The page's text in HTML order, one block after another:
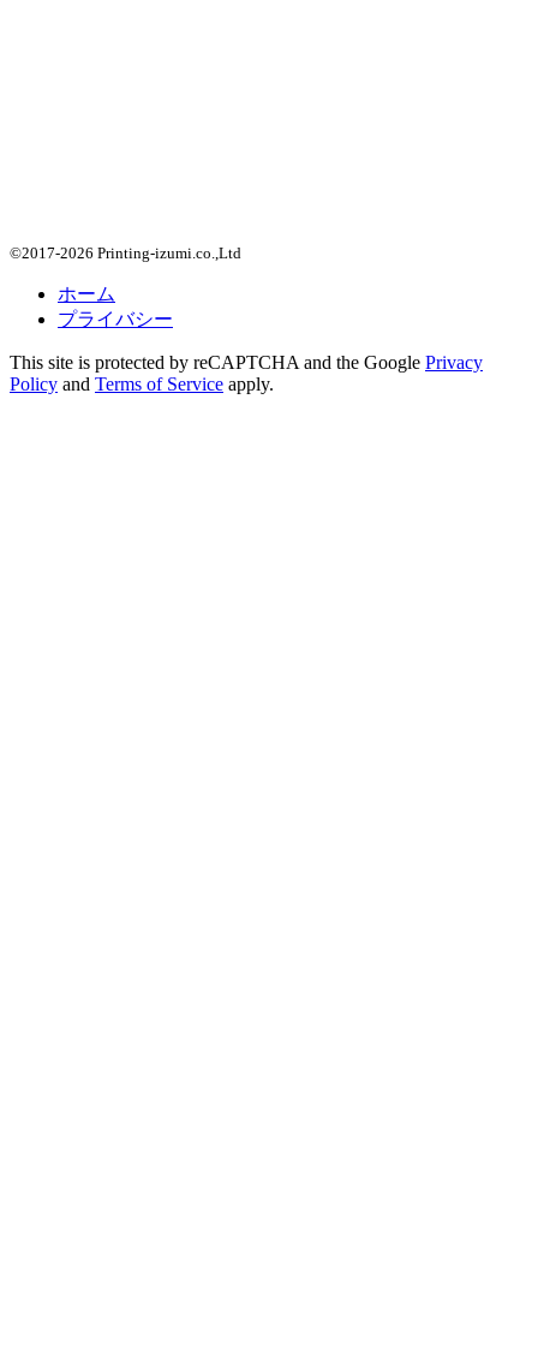
©2017-2026 Printing-izumi.co.,Ltd
ホーム
プライバシー
This site is protected by reCAPTCHA and the Google Privacy
Policy and Terms of Service apply.